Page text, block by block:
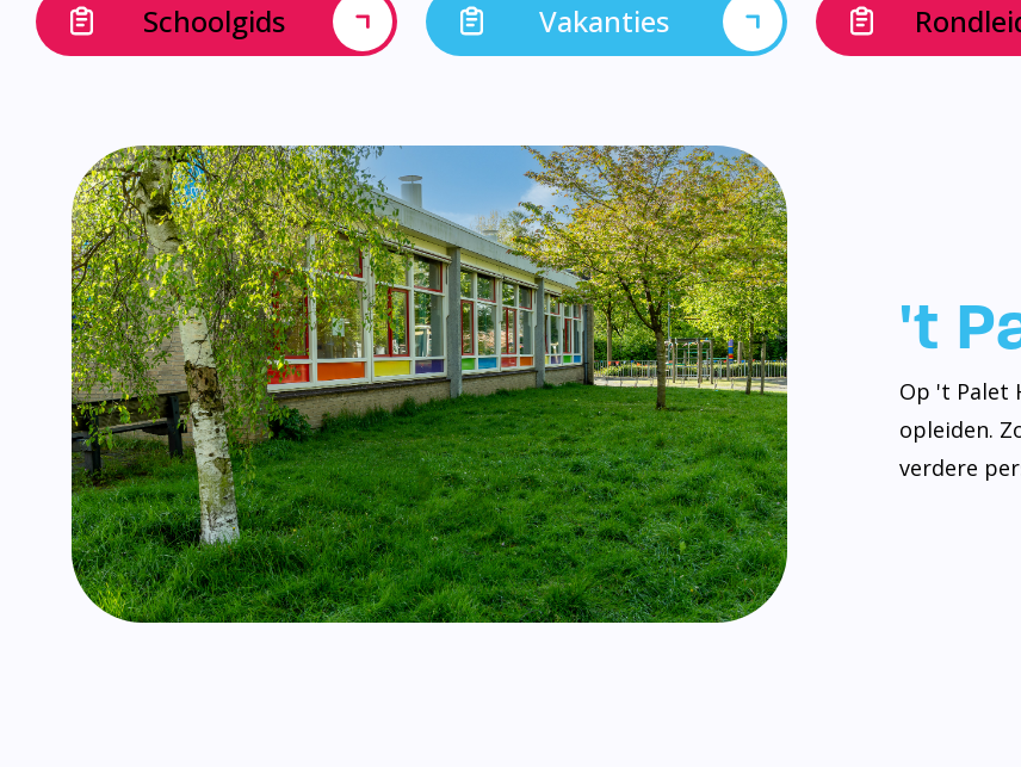
Schoolgids Vakanties
't
Op 't Palet
opleiden.
verdere